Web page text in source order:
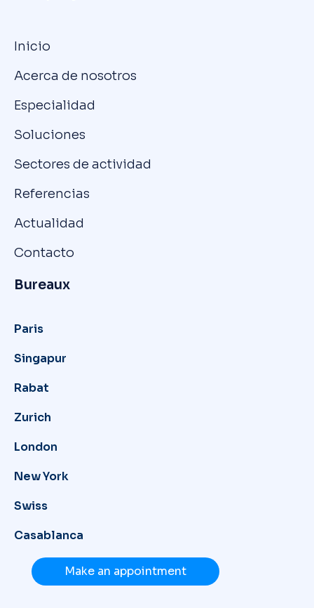
Inicio
Acerca de nosotros
Especialidad
Soluciones
Sectores de actividad
Referencias
Actualidad
Contacto
Bureaux
Paris
Singapur
Rabat
Zurich
London
New York
Swiss
Casablanca
Make an appointment